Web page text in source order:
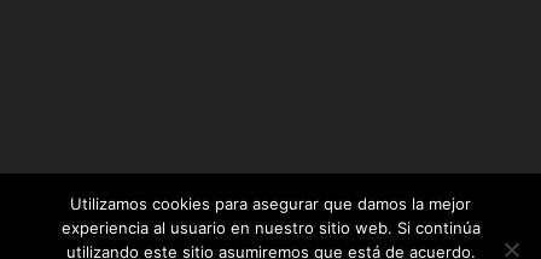
Utilizamos cookies para asegurar que damos la mejor
experiencia al usuario en nuestro sitio web. Si continúa
utilizando este sitio asumiremos que está de acuerdo.